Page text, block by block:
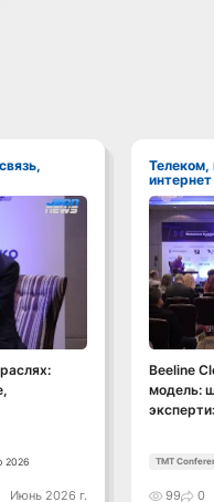
2026
Июнь 2026 г.
Телеком, инфраструктура, связь,
интернет
Beeline
модель:
TMT
99 0